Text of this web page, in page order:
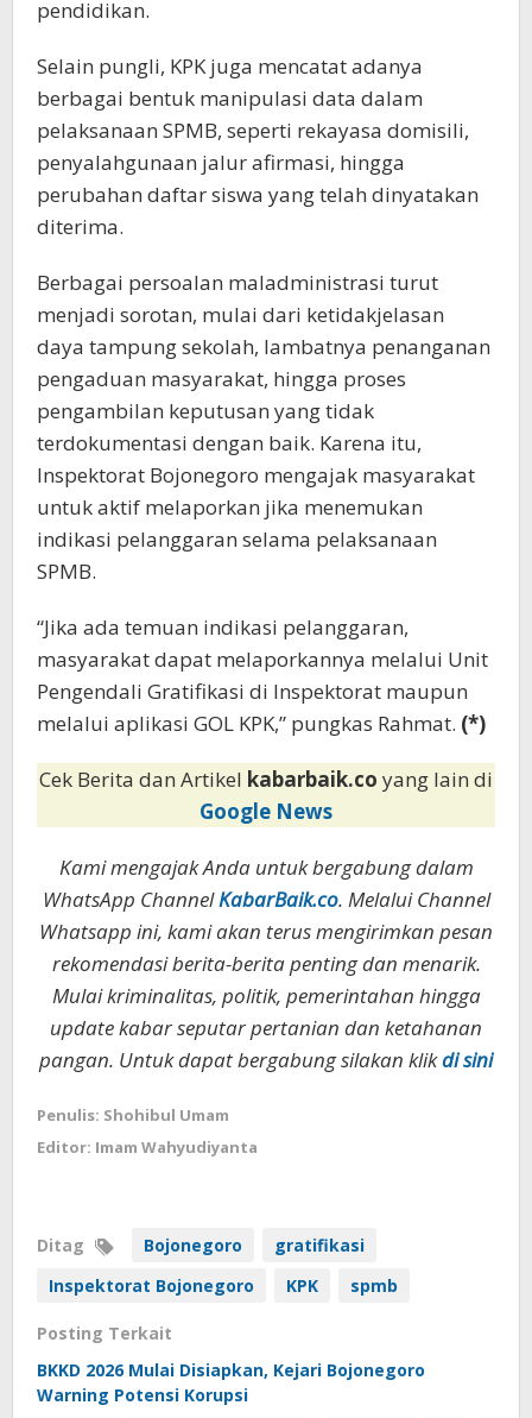
pendidikan.
Selain pungli, KPK juga mencatat adanya
berbagai bentuk manipulasi data dalam
pelaksanaan SPMB, seperti rekayasa domisili,
penyalahgunaan jalur afirmasi, hingga
perubahan daftar siswa yang telah dinyatakan
diterima.
Berbagai persoalan maladministrasi turut
menjadi sorotan, mulai dari ketidakjelasan
daya tampung sekolah, lambatnya penanganan
pengaduan masyarakat, hingga proses
pengambilan keputusan yang tidak
terdokumentasi dengan baik. Karena itu,
Inspektorat Bojonegoro mengajak masyarakat
untuk aktif melaporkan jika menemukan
indikasi pelanggaran selama pelaksanaan
SPMB.
“Jika ada temuan indikasi pelanggaran,
masyarakat dapat melaporkannya melalui Unit
Pengendali Gratifikasi di Inspektorat maupun
melalui aplikasi GOL KPK,” pungkas Rahmat. (*)
Cek Berita dan Artikel kabarbaik.co yang lain di
Google News
Kami mengajak Anda untuk bergabung dalam
WhatsApp ChannelKabarBaik.co. Melalui Channel
Whatsapp ini, kami akan terus mengirimkan pesan
rekomendasi berita-berita penting dan menarik.
Mulai kriminalitas, politik, pemerintahan hingga
update kabar seputar pertanian dan ketahanan
pangan. Untuk dapat bergabung silakan klikdi sini
Penulis: Shohibul Umam
Editor: Imam Wahyudiyanta
Ditag Bojonegoro
gratifikasi
Inspektorat Bojonegoro
KPK spmb
Posting Terkait
BKKD 2026 Mulai Disiapkan, Kejari Bojonegoro
Warning Potensi Korupsi